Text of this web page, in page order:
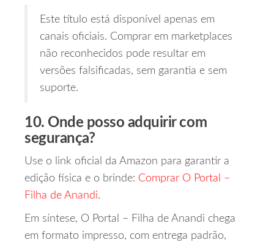
Este título está disponível apenas em
canais oficiais. Comprar em marketplaces
não reconhecidos pode resultar em
versões falsificadas, sem garantia e sem
suporte.
10. Onde posso adquirir com
segurança?
Use o link oficial da Amazon para garantir a
edição física e o brinde: Comprar O Portal –
Filha de Anandi.
Em síntese, O Portal – Filha de Anandi chega
em formato impresso, com entrega padrão,